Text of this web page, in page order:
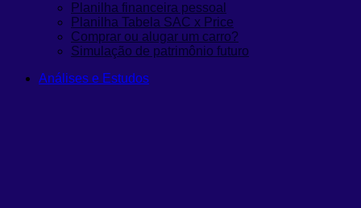
Planilha financeira pessoal
Planilha Tabela SAC x Price
Comprar ou alugar um carro?
Simulação de patrimônio futuro
Análises e Estudos